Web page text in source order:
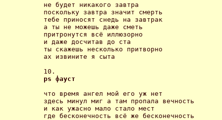
не будет никакого завтра
поскольку завтра значит смерть
тебе приносят снедь на завтрак
а ты не можешь даже сметь
притронутся всё иллюзорно
и даже досчитав до ста
ты скажешь несколько притворно
ах извините я сыта
ps фауст
что время ангел мой его уж нет
здесь минул миг а там пропала вечность
и как ужасно мало стало мест
где бесконечность всё же бесконечность